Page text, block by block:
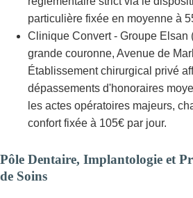
particulière fixée en moyenne à
Clinique Convert - Groupe Elsan
grande couronne, Avenue de
Établissement chirurgical privé
dépassements d'honoraires
les actes opératoires majeurs,
confort fixée à 105€ par jour.
Pôle Dentaire, Implantologie et
de Soins